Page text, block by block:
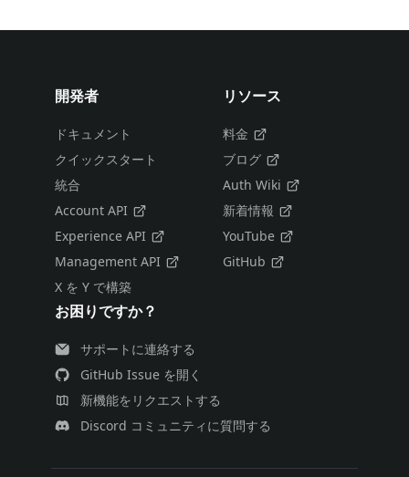
開発者
ドキュメント
クイックスタート
統合
Account API
Experience API
Management API
X を Y で構築
リソース
料金
ブログ
Auth Wiki
新着情報
YouTube
GitHub
お困りですか？
サポートに連絡する
GitHub Issue を開く
新機能をリクエストする
Discord コミュニティに質問する